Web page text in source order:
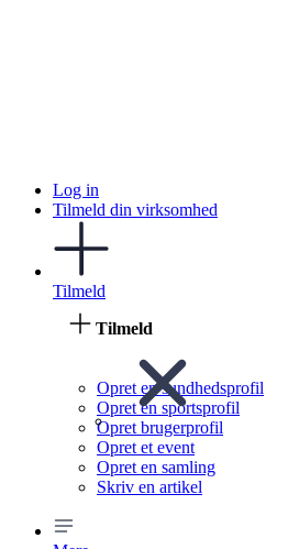
Log in
Tilmeld din virksomhed
Tilmeld
Tilmeld
Opret en sundhedsprofil
Opret en sportsprofil
Opret brugerprofil
Opret et event
Opret en samling
Skriv en artikel